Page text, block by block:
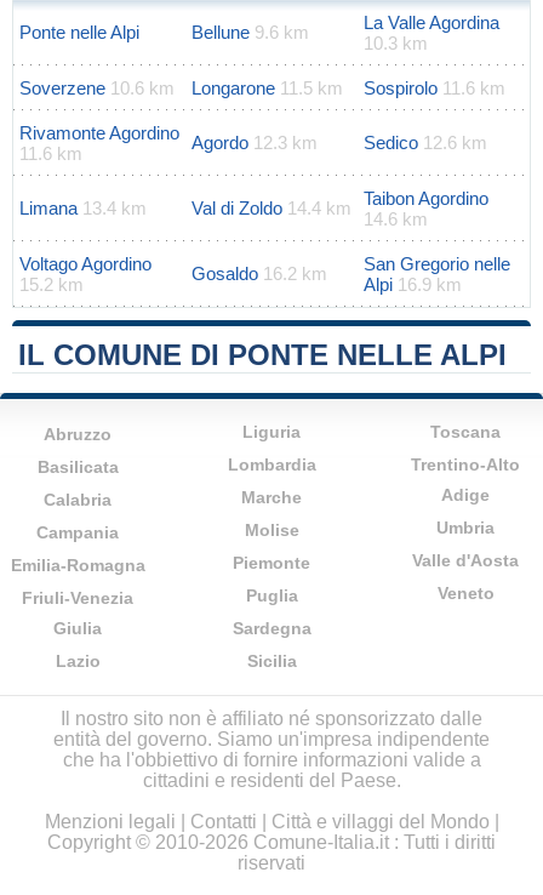
Ponte nelle Alpi Bellune 9.6 km
La Valle Agordina
10.3 km
Soverzene 10.6 km Longarone 11.5 km Sospirolo 11.6 km
Rivamonte Agordino
11.6 km
Agordo 12.3 km Sedico 12.6 km
Limana 13.4 km Val di Zoldo 14.4 km
Taibon Agordino
14.6 km
Voltago Agordino
15.2 km
Gosaldo 16.2 km
San Gregorio nelle
Alpi 16.9 km
IL COMUNE DI PONTE NELLE ALPI
Abruzzo
Basilicata
Calabria
Campania
Emilia-Romagna
Friuli-Venezia
Giulia
Lazio
Liguria
Lombardia
Marche
Molise
Piemonte
Puglia
Sardegna
Sicilia
Toscana
Trentino-Alto
Adige
Umbria
Valle d'Aosta
Veneto
Il nostro sito non è affiliato né sponsorizzato dalle
entità del governo. Siamo un'impresa indipendente
che ha l'obbiettivo di fornire informazioni valide a
cittadini e residenti del Paese.
Menzioni legali
Contatti Città e villaggi del Mondo
Copyright © 2010-2026 Comune-Italia.it : Tutti i diritti
riservati